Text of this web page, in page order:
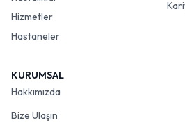
Hizmetler
Hastaneler
KURUMSAL
Hakkımızda
Bize Ulaşın